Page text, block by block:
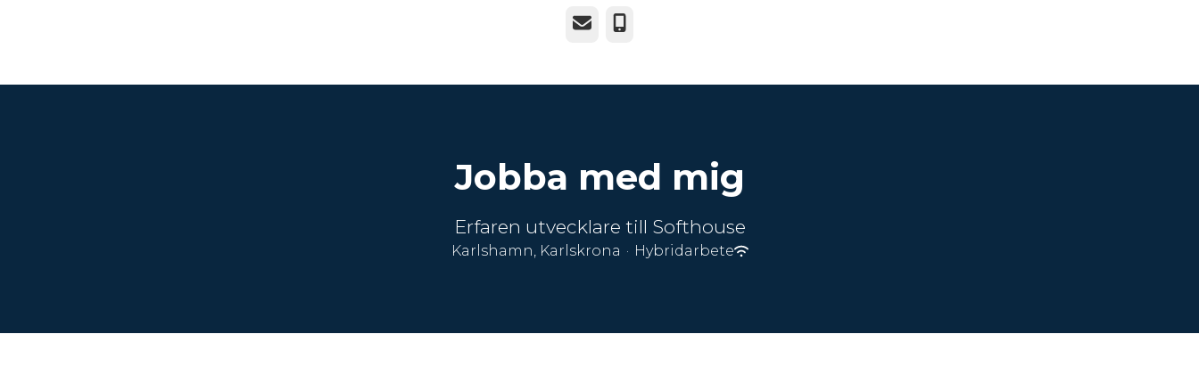
E-postTelefon
Jobba med mig
Erfaren utvecklare till Softhouse
Karlshamn, Karlskrona · Hybridarbete